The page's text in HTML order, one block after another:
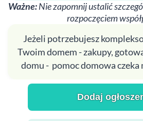
Ważne:Nie zapomnij ustalić
rozpoczęciem
Jeżeli potrzebujesz
Twoim domem - zakupy,
domu - pomoc domowa czeka
Dodaj